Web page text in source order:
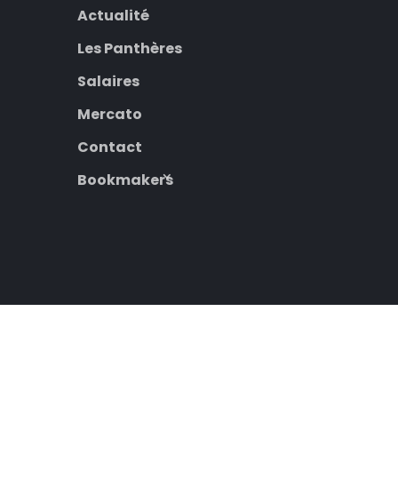
Actualité
Les Panthères
Salaires
Mercato
Contact
Bookmakers